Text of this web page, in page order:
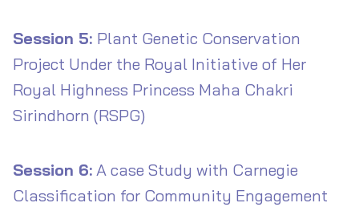
Session 5: Plant Genetic Conservation
Project Under the Royal Initiative of Her
Royal Highness Princess Maha Chakri
Sirindhorn (RSPG)
Session 6: A case Study with Carnegie
Classification for Community Engagement